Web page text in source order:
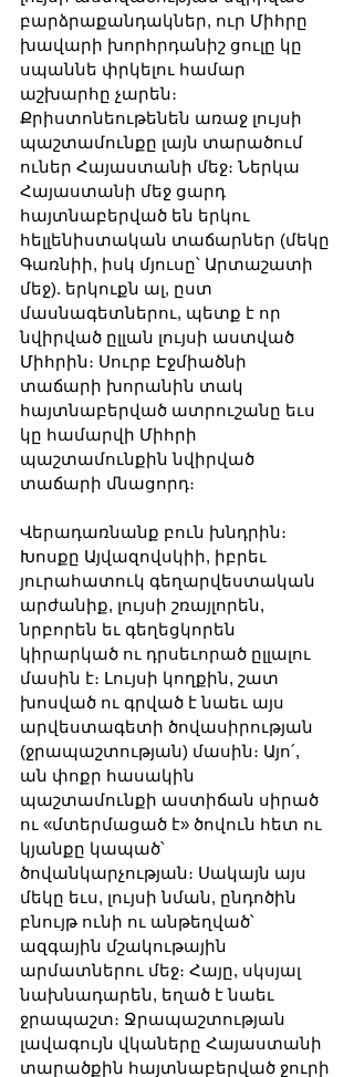
բարձրաքանդակներ, ուր Միհրը
խավարի խորհրդանիշ ցուլը կը
սպաննե փրկելու համար
աշխարհը չարեն։
Քրիստոնեութենեն առաջ լույսի
պաշտամունքը լայն տարածում
ուներ Հայաստանի մեջ։ Ներկա
Հայաստանի մեջ ցարդ
հայտնաբերված են երկու
հելլենիստական տաճարներ (մեկը
Գառնիի, իսկ մյուսը՝ Արտաշատի
մեջ). երկուքն ալ, ըստ
մասնագետներու, պետք է որ
նվիրված ըլլան լույսի աստված
Միհրին։ Սուրբ Էջմիածնի
տաճարի խորանին տակ
հայտնաբերված ատրուշանը եւս
կը համարվի Միհրի
պաշտամունքին նվիրված
տաճարի մնացորդ։
Վերադառնանք բուն խնդրին։
Խոսքը Այվազովսկիի, իբրեւ
յուրահատուկ գեղարվեստական
արժանիք, լույսի շռայլորեն,
նրբորեն եւ գեղեցկորեն
կիրարկած ու դրսեւորած ըլլալու
մասին է։ Լույսի կողքին, շատ
խոսված ու գրված է նաեւ այս
արվեստագետի ծովասիրության
(ջրապաշտության) մասին։ Այո՛,
ան փոքր հասակին
պաշտամունքի աստիճան սիրած
ու «մտերմացած է» ծովուն հետ ու
կյանքը կապած՝
ծովանկարչության։ Սակայն այս
մեկը եւս, լույսի նման, ընդոծին
բնույթ ունի ու անթեղված՝
ազգային մշակութային
արմատներու մեջ։ Հայը, սկսյալ
նախնադարեն, եղած է նաեւ
ջրապաշտ։ Ջրապաշտության
լավագույն վկաները Հայաստանի
տարածքին հայտնաբերված ջուրի